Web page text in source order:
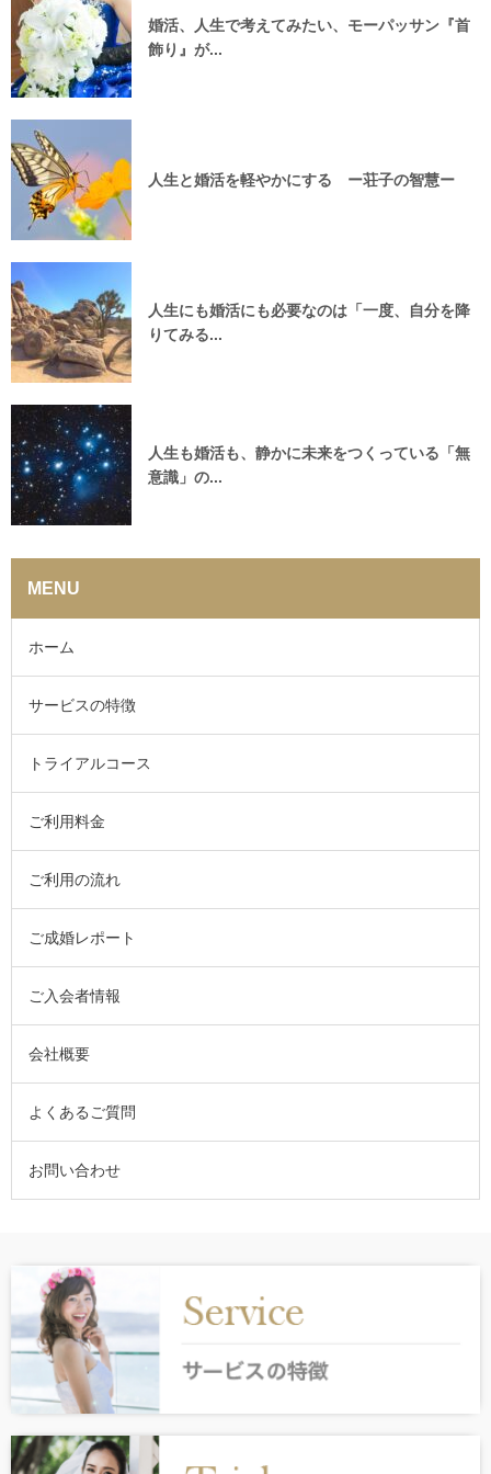
婚活、人生で考えてみたい、モーパッサン『首
飾り』が...
人生と婚活を軽やかにする ー荘子の智慧ー
人生にも婚活にも必要なのは「一度、自分を降
りてみる...
人生も婚活も、静かに未来をつくっている「無
意識」の...
MENU
ホーム
サービスの特徴
トライアルコース
ご利用料金
ご利用の流れ
ご成婚レポート
ご入会者情報
会社概要
よくあるご質問
お問い合わせ